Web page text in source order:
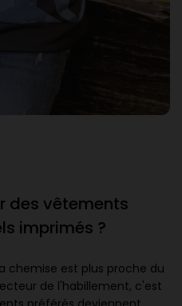
des vêtements
imprimés ?
chemise est plus proche du
de l'habillement, c'est